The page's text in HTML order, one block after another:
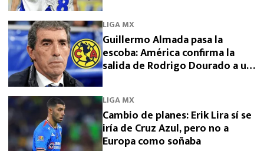
LIGA MX
Guillermo Almada pasa la
escoba: América confirma la
salida de Rodrigo Dourado a un
LIGA MX
Cambio de planes: Erik Lira sí se
iría de Cruz Azul, pero no a
Europa como soñaba